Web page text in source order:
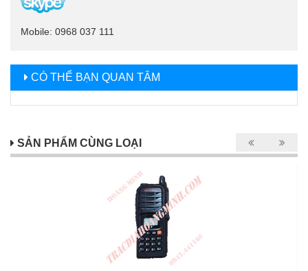
Mobile: 0968 037 111
CÓ THỂ BẠN QUAN TÂM
SẢN PHẨM CÙNG LOẠI